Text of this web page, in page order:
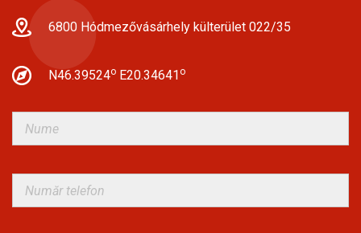
6800 Hódmezővásárhely külterület 022/35
N46.39524o E20.34641 o